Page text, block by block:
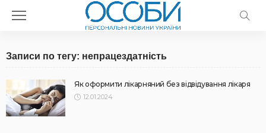
Записи по тегу: непрацездатність
Як оформити лікарняний без відвідування лікаря
12.01.2024